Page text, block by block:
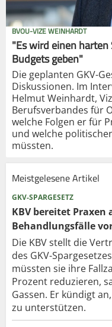
BVOU-VIZE WEINHARDT
"Es wird einen
Budgets geben"
Die geplanten GKV-
Diskussionen. Im
Helmut Weinhardt,
Berufsverbandes für
welche Folgen er für
und welche
müssten.
Meistgelesene Artikel
GKV-SPARGESETZ
KBV bereitet Praxen
Behandlungsfälle
Die KBV stellt die
des GKV-
müssten sie ihre
Prozent reduzieren,
Gassen. Er kündigt
zu unterstützen.